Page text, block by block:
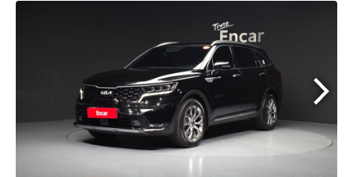
ЛИЗИНГ
НОВОСТИ